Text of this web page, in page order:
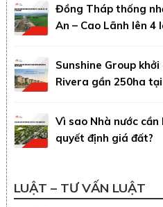
Đồng Tháp thống
An – Cao Lãnh lên 4
Sunshine Group
Rivera gần 250ha
Vì sao Nhà nước
quyết định giá đất?
LUẬT – TƯ VẤN LUẬT